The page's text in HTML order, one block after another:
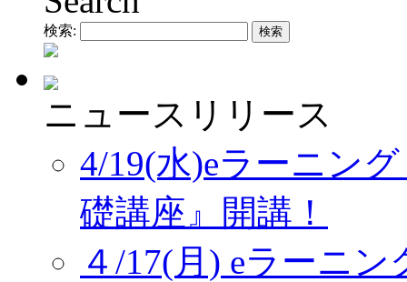
検索:
ニュースリリース
4/19(水)eラーニン
礎講座』開講！
４/17(月) eラーニ